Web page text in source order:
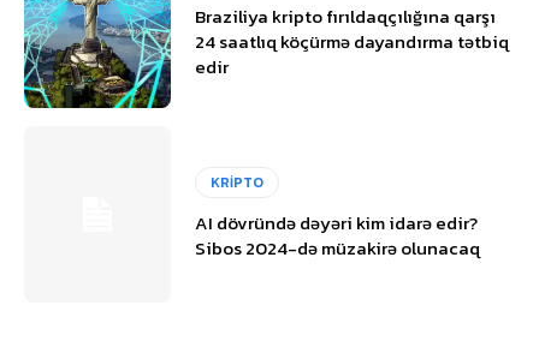
Braziliya kripto fırıldaqçılığına qarşı
24 saatlıq köçürmə dayandırma tətbiq
edir
KRİPTO
AI dövründə dəyəri kim idarə edir?
Sibos 2024-də müzakirə olunacaq